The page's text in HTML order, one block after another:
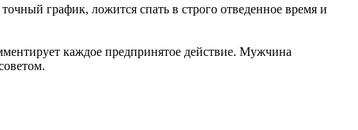
график, ложится спать в строго отведенное время и
каждое предпринятое действие. Мужчина